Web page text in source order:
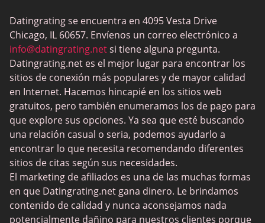
MeetMindful
Citas BDSM
BBPeopleMeet
Sitios Sugar Daddy
JPeopleMeet
Trans Dating
Sitios de citas para personas mayores
MyLOL
Citas gay
Citas lesbianas
Datingrating se encuentra en 4095 Vesta Drive
Chicago, IL 60657. Envíenos un correo electrónico a
info@datingrating.netsi tiene alguna pregunta.
Datingrating.net es el mejor lugar para encontrar los
sitios de conexión más populares y de mayor calidad
en Internet. Hacemos hincapié en los sitios web
gratuitos, pero también enumeramos los de pago para
que explore sus opciones. Ya sea que esté buscando
una relación casual o seria, podemos ayudarlo a
encontrar lo que necesita recomendando diferentes
sitios de citas según sus necesidades.
El marketing de afiliados es una de las muchas formas
en que Datingrating.net gana dinero. Le brindamos
contenido de calidad y nunca aconsejamos nada
potencialmente dañino para nuestros clientes porque